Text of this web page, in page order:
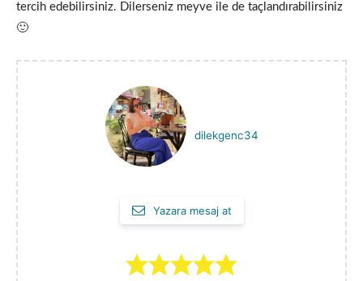
tercih edebilirsiniz. Dilerseniz meyve ile de taçlandırabilirsiniz
🙂
dilekgenc34
Yazara mesaj at